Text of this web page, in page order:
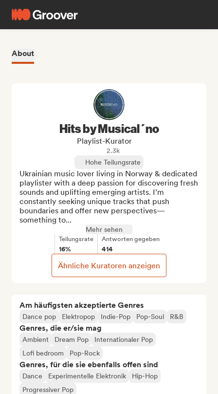
About
Am häufigsten akzeptierte Genres
Dance pop Elektropop Indie-Pop Pop-Soul R&B
Genres, die er/sie mag
Ambient Dream Pop
Internationaler Pop
Lofi bedroom
Pop-Rock
Genres, für die sie ebenfalls offen sind
Dance Experimentelle Elektronik
Hip-Hop
Progressiver Pop
Hits by Musical´no
Playlist-Kurator
2.3k
Hohe Teilungsrate
Ukrainian music lover living in Norway & dedicated
playlister with a deep passion for discovering fresh
sounds and uplifting emerging artists. I’m
constantly seeking unique tracks that push
boundaries and offer new perspectives—
something to...
Mehr sehen
Teilungsrate
16%
Antworten gegeben
414
Ähnliche Kuratoren anzeigen